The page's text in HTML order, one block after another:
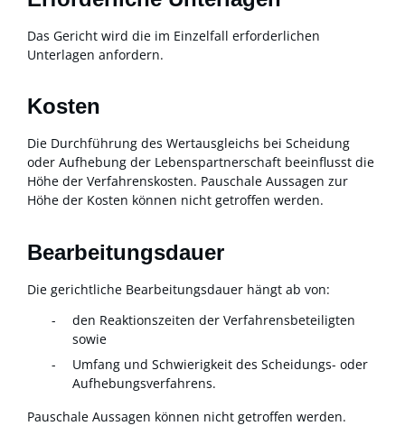
Das Gericht wird die im Einzelfall erforderlichen
Unterlagen anfordern.
Kosten
Die Durchführung des Wertausgleichs bei Scheidung
oder Aufhebung der Lebenspartnerschaft beeinflusst die
Höhe der Verfahrenskosten. Pauschale Aussagen zur
Höhe der Kosten können nicht getroffen werden.
Bearbeitungsdauer
Die gerichtliche Bearbeitungsdauer hängt ab von:
den Reaktionszeiten der Verfahrensbeteiligten
sowie
Umfang und Schwierigkeit des Scheidungs- oder
Aufhebungsverfahrens.
Pauschale Aussagen können nicht getroffen werden.